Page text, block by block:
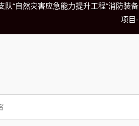
队“自然灾害应急能力提升工程”消防装备
项目-